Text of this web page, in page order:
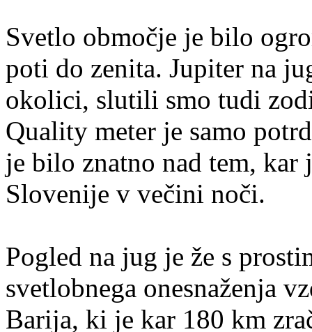
Svetlo območje je bilo
poti do zenita. Jupiter na
okolici, slutili smo tudi
Quality meter je samo
je bilo znatno nad tem, kar
Slovenije v večini noči.
Pogled na jug je že s
svetlobnega onesnaženja
Barija, ki je kar 180 km